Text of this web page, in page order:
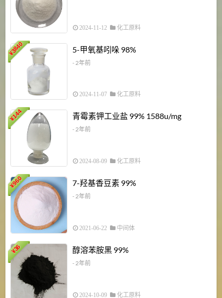
2024-11-12 化工原料
¥
3840 5-甲氧基吲哚 98%
- 2年前
2024-11-07 化工原料
¥
144 青霉素钾工业盐 99% 1588u/mg
- 2年前
2024-08-09 化工原料
¥
960 7-羟基香豆素 99%
- 2年前
2021-06-22 中间体
¥
36 醇溶苯胺黑 99%
- 2年前
2024-10-09 化工原料